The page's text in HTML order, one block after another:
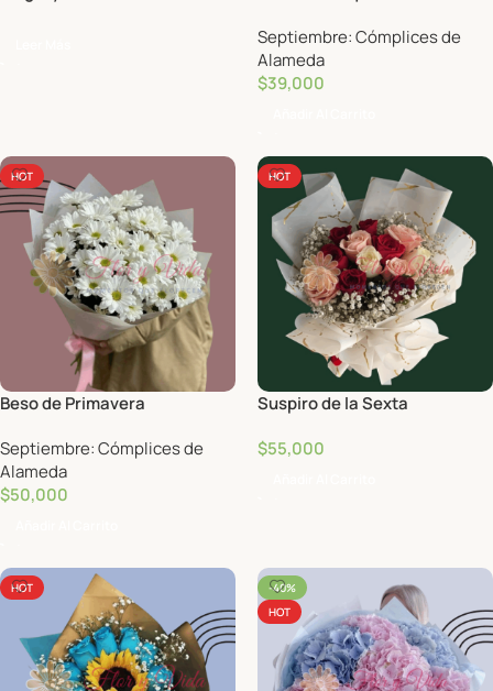
Septiembre: Cómplices de
Alameda
$39,000
HOT
Beso de Primavera
Septiembre: Cómplices de
Alameda
$50,000
HOT
Suspiro de la Sexta
$55,000
HOT
-40%
HOT